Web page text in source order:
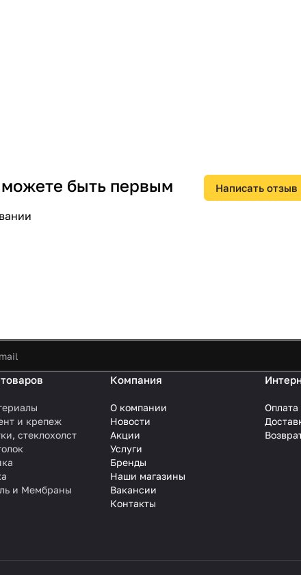
можете быть первым Написать отзыв
и крепеж
стеклохолст
и Мембраны
Компания
О компании
Новости
Акции
Услуги
Бренды
Наши магазины
Вакансии
Контакты
Оплата